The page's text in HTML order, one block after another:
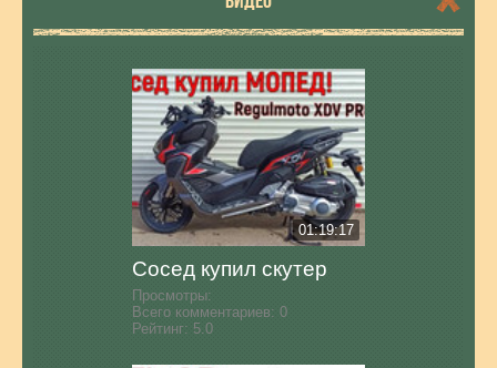
01:19:17
Сосед купил скутер
Просмотры:
Всего комментариев: 0
Рейтинг: 5.0